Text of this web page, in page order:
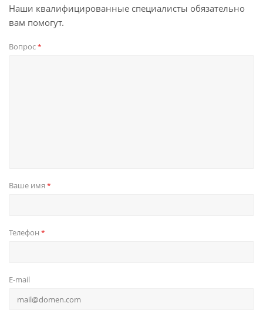
Наши квалифицированные специалисты обязательно
вам помогут.
Вопрос*
Ваше имя *
Телефон *
E-mail